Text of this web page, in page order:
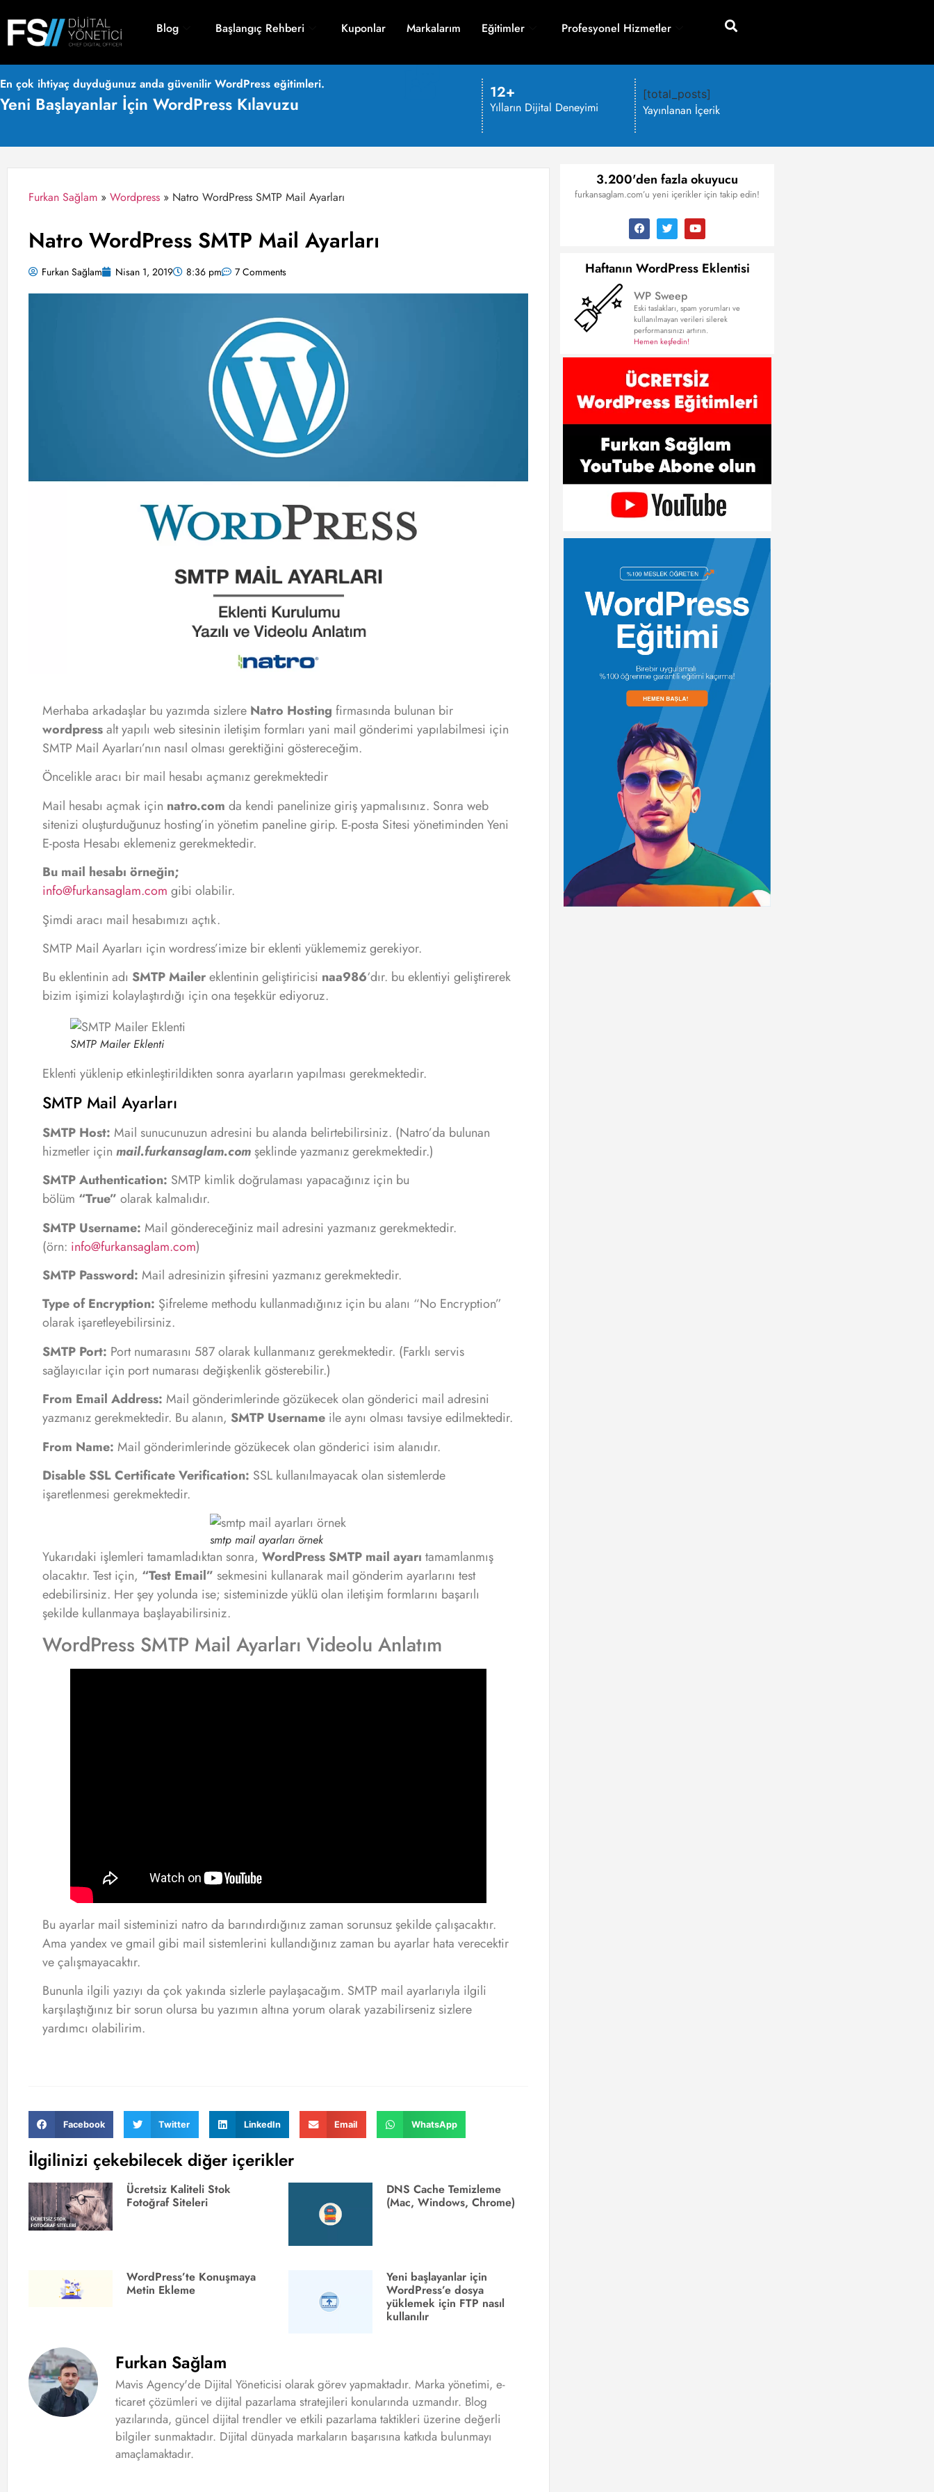
Blog Başlangıç Rehberi Kuponlar Markalarım Eğitimler Profesyonel Hizmetler
En çok ihtiyaç duyduğunuz anda güvenilir WordPress eğitimleri.
Yeni Başlayanlar İçin WordPress Kılavuzu
12+
Yılların Dijital Deneyimi
[total_posts]
Yayınlanan İçerik
Furkan Sağlam » Wordpress » Natro WordPress SMTP Mail Ayarları
Natro WordPress SMTP Mail Ayarları
Furkan Sağlam Nisan 1, 2019 8:36 pm 7 Comments
Merhaba arkadaşlar bu yazımda sizlere Natro Hosting firmasında bulunan bir
wordpressalt yapılı web sitesinin iletişim formları yani mail gönderimi yapılabilmesi için
SMTP Mail Ayarları’nın nasıl olması gerektiğini göstereceğim.
Öncelikle aracı bir mail hesabı açmanız gerekmektedir
Mail hesabı açmak için natro.com da kendi panelinize giriş yapmalısınız. Sonra web
sitenizi oluşturduğunuz hosting’in yönetim paneline girip. E-posta Sitesi yönetiminden Yeni
E-posta Hesabı eklemeniz gerekmektedir.
Bu mail hesabı örneğin;
info@furkansaglam.com gibi olabilir.
Şimdi aracı mail hesabımızı açtık.
SMTP Mail Ayarları için wordress’imize bir eklenti yüklememiz gerekiyor.
Bu eklentinin adı SMTP Mailereklentinin geliştiricisi naa986‘dır. bu eklentiyi geliştirerek
bizim işimizi kolaylaştırdığı için ona teşekkür ediyoruz.
SMTP Mailer Eklenti
Eklenti yüklenip etkinleştirildikten sonra ayarların yapılması gerekmektedir.
SMTP Mail Ayarları
SMTP Host: Mail sunucunuzun adresini bu alanda belirtebilirsiniz. (Natro’da bulunan
hizmetler için mail.furkansaglam.comşeklinde yazmanız gerekmektedir.)
SMTP Authentication: SMTP kimlik doğrulaması yapacağınız için bu
bölüm “True” olarak kalmalıdır.
SMTP Username: Mail göndereceğiniz mail adresini yazmanız gerekmektedir.
(örn: info@furkansaglam.com)
SMTP Password: Mail adresinizin şifresini yazmanız gerekmektedir.
Type of Encryption: Şifreleme methodu kullanmadığınız için bu alanı “No Encryption”
olarak işaretleyebilirsiniz.
SMTP Port: Port numarasını 587 olarak kullanmanız gerekmektedir. (Farklı servis
sağlayıcılar için port numarası değişkenlik gösterebilir.)
From Email Address: Mail gönderimlerinde gözükecek olan gönderici mail adresini
yazmanız gerekmektedir. Bu alanın, SMTP Username ile aynı olması tavsiye edilmektedir.
From Name: Mail gönderimlerinde gözükecek olan gönderici isim alanıdır.
Disable SSL Certificate Verification: SSL kullanılmayacak olan sistemlerde
işaretlenmesi gerekmektedir.
smtp mail ayarları örnek
Yukarıdaki işlemleri tamamladıktan sonra, WordPress SMTP mail ayarı tamamlanmış
olacaktır. Test için, “Test Email” sekmesini kullanarak mail gönderim ayarlarını test
edebilirsiniz. Her şey yolunda ise; sisteminizde yüklü olan iletişim formlarını başarılı
şekilde kullanmaya başlayabilirsiniz.
WordPress SMTP Mail Ayarları Videolu Anlatım
Bu ayarlar mail sisteminizi natro da barındırdığınız zaman sorunsuz şekilde çalışacaktır.
Ama yandex ve gmail gibi mail sistemlerini kullandığınız zaman bu ayarlar hata verecektir
ve çalışmayacaktır.
Bununla ilgili yazıyı da çok yakında sizlerle paylaşacağım. SMTP mail ayarlarıyla ilgili
karşılaştığınız bir sorun olursa bu yazımın altına yorum olarak yazabilirseniz sizlere
yardımcı olabilirim.
Facebook Twitter LinkedIn Email WhatsApp
İlgilinizi çekebilecek diğer içerikler
Ücretsiz Kaliteli Stok
Fotoğraf Siteleri
DNS Cache Temizleme
(Mac, Windows, Chrome)
WordPress’te Konuşmaya
Metin Ekleme
Yeni başlayanlar için
WordPress’e dosya
yüklemek için FTP nasıl
kullanılır
Furkan Sağlam
Mavis Agency'de Dijital Yöneticisi olarak görev yapmaktadır. Marka yönetimi, e-
ticaret çözümleri ve dijital pazarlama stratejileri konularında uzmandır. Blog
yazılarında, güncel dijital trendler ve etkili pazarlama taktikleri üzerine değerli
bilgiler sunmaktadır. Dijital dünyada markaların başarısına katkıda bulunmayı
amaçlamaktadır.
3.200'den fazla okuyucu
furkansaglam.com’u yeni içerikler için takip edin!
Haftanın WordPress Eklentisi
WP Sweep
Eski taslakları, spam yorumları ve
kullanılmayan verileri silerek
performansınızı artırın.
Hemen keşfedin!